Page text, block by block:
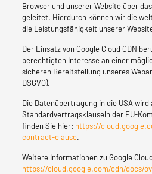
Browser und unserer Website über
geleitet. Hierdurch können wir die
die Leistungsfähigkeit unserer
Der Einsatz von Google Cloud CDN
berechtigten Interesse an einer
sicheren Bereitstellung unseres
DSGVO).
Die Datenübertragung in die USA wird
Standardvertragsklauseln der EU-
finden Sie hier: https://
contract-clause.
Weitere Informationen zu Google
https://cloud.google.com/cdn/docs/